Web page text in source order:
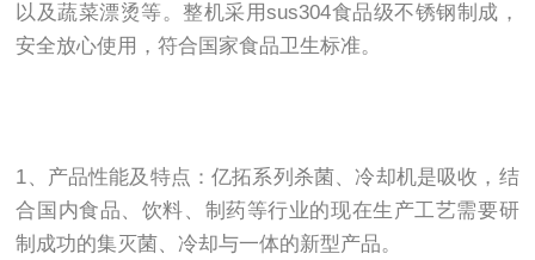
以及蔬菜漂烫等。整机采用sus304食品级不锈钢制成，
安全放心使用，符合国家食品卫生标准。
1、产品性能及特点：亿拓系列杀菌、冷却机是吸收，结
合国内食品、饮料、制药等行业的现在生产工艺需要研
制成功的集灭菌、冷却与一体的新型产品。